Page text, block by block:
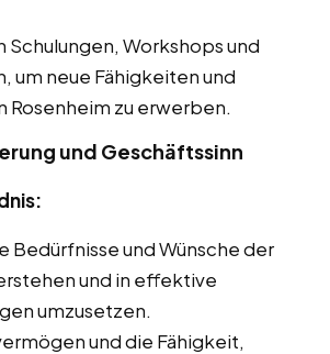
Schulungen, Workshops und
um neue Fähigkeiten und
Rosenheim zu erwerben.
und Geschäftssinn
Bedürfnisse und Wünsche der
und in effektive
umzusetzen.
und die Fähigkeit,